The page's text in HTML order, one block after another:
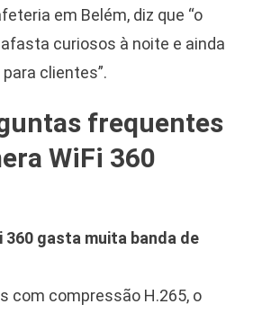
em Belém, diz que “o
curiosos à noite e ainda
clientes”.
frequentes
WiFi 360
360 gasta muita banda de
com compressão H.265, o